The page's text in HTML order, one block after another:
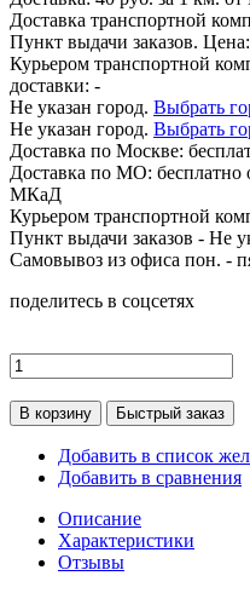
Доставка транспортной
Пункт выдачи заказов. Цена:
Курьером транспортной
доставки: -
Не указан город. Выбрать
Не указан город. Выбрать
Доставка по Москве:
Доставка по МО: бесплатно
МКаД
Курьером транспортной
Пункт выдачи заказов - Не
Самовывоз из офиса пон. -
поделитесь в соцсетях
В корзину Быстрый заказ
Добавить в список
Добавить в сравнения
Описание
Характеристики
Отзывы